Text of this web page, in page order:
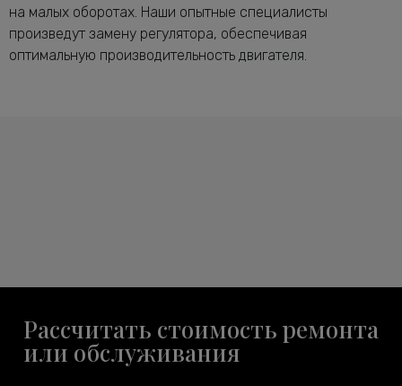
на малых оборотах. Наши опытные специалисты
произведут замену регулятора, обеспечивая
оптимальную производительность двигателя.
Рассчитать стоимость ремонта
или обслуживания